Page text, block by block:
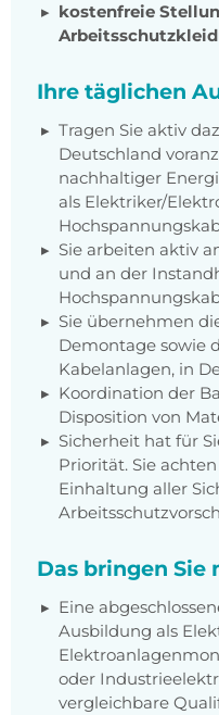
kostenfreie
Ihre täglichen
Tragen Sie aktiv
Deutschland
nachhaltiger
als Elektriker/
Sie arbeiten aktiv
und an der
Sie übernehmen
Demontage sowie
Kabelanlagen, in
Koordination der
Disposition von
Sicherheit hat für
Priorität. Sie
Einhaltung aller
Das bringen Sie
Eine
Ausbildung als
oder
vergleichbare